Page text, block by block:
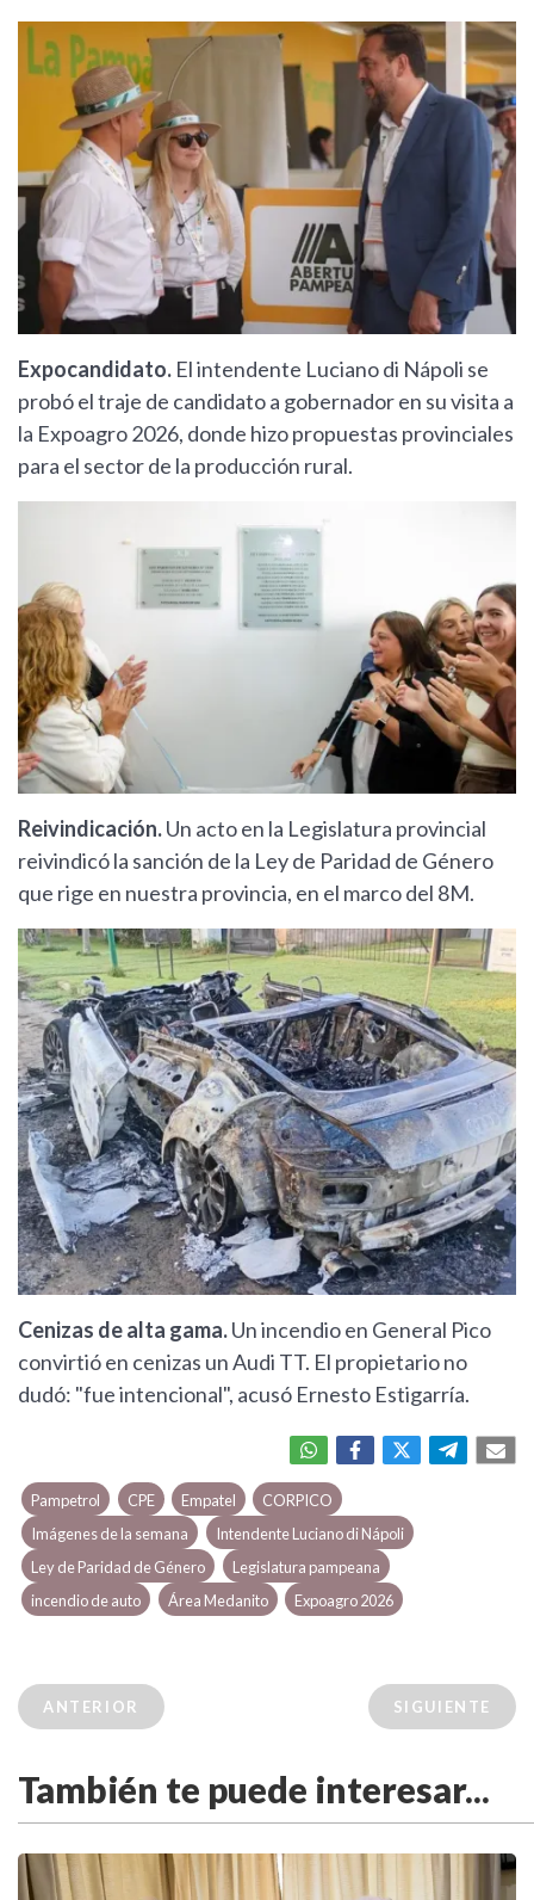
Expocandidato. El intendente Luciano di Nápoli se
probó el traje de candidato a gobernador en su visita a
la Expoagro 2026, donde hizo propuestas provinciales
para el sector de la producción rural.
Reivindicación.Un acto en la Legislatura provincial
reivindicó la sanción de la Ley de Paridad de Género
que rige en nuestra provincia, en el marco del 8M.
Cenizas de alta gama.Un incendio en General Pico
convirtió en cenizas un Audi TT. El propietario no
dudó: "fue intencional", acusó Ernesto Estigarría.
Pampetrol CPE Empatel
CORPICO
Imágenes de la semana
Intendente Luciano di Nápoli
Ley de Paridad de Género
Legislatura pampeana
incendio de auto
Área Medanito Expoagro 2026
ANTERIOR SIGUIENTE
También te puede interesar...